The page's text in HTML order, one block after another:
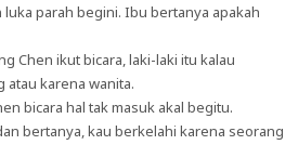
luka parah begini. Ibu bertanya apakah
Chen ikut bicara, laki-laki itu kalau
atau karena wanita.
bicara hal tak masuk akal begitu.
bertanya, kau berkelahi karena seorang